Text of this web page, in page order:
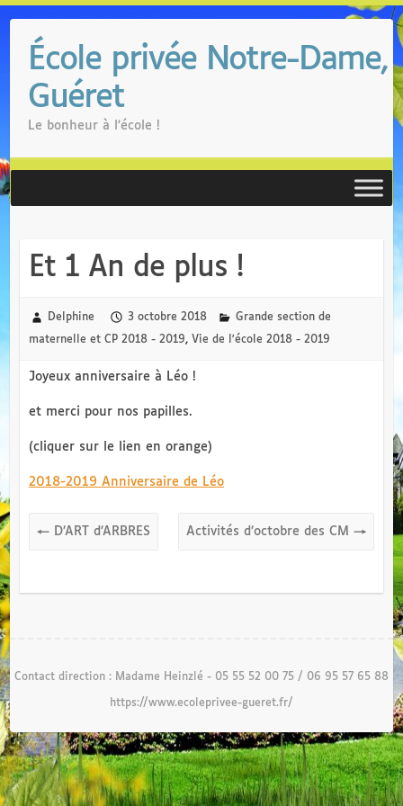
contentÉcole privée Notre-Dame,
Guéret
Le bonheur à l'école !
Et 1 An de plus !
Delphine 3 octobre 2018 Grande section de
maternelle et CP 2018 - 2019, Vie de l'école 2018 - 2019
Joyeux anniversaire à Léo !
et merci pour nos papilles.
(cliquer sur le lien en orange)
2018-2019 Anniversaire de Léo
←D’ART d’ARBRES Activités d’octobre des CM→
Contact direction : Madame Heinzlé - 05 55 52 00 75 / 06 95 57 65 88
https://www.ecoleprivee-gueret.fr/